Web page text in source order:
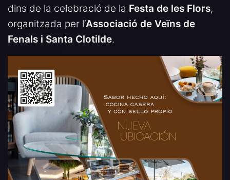
dins de la celebració de la Festa de les Flors,
organitzada per l’Associació de Veïns de
Fenals i Santa Clotilde.